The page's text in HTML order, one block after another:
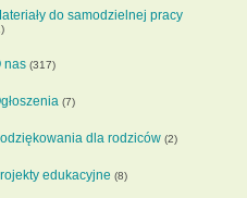
do samodzielnej pracy
nas(317)
(7)
dla rodziców(2)
edukacyjne (8)